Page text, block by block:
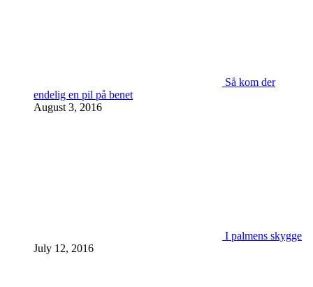
Så kom der
endelig en pil på benet
August 3, 2016
I palmens skygge
July 12, 2016